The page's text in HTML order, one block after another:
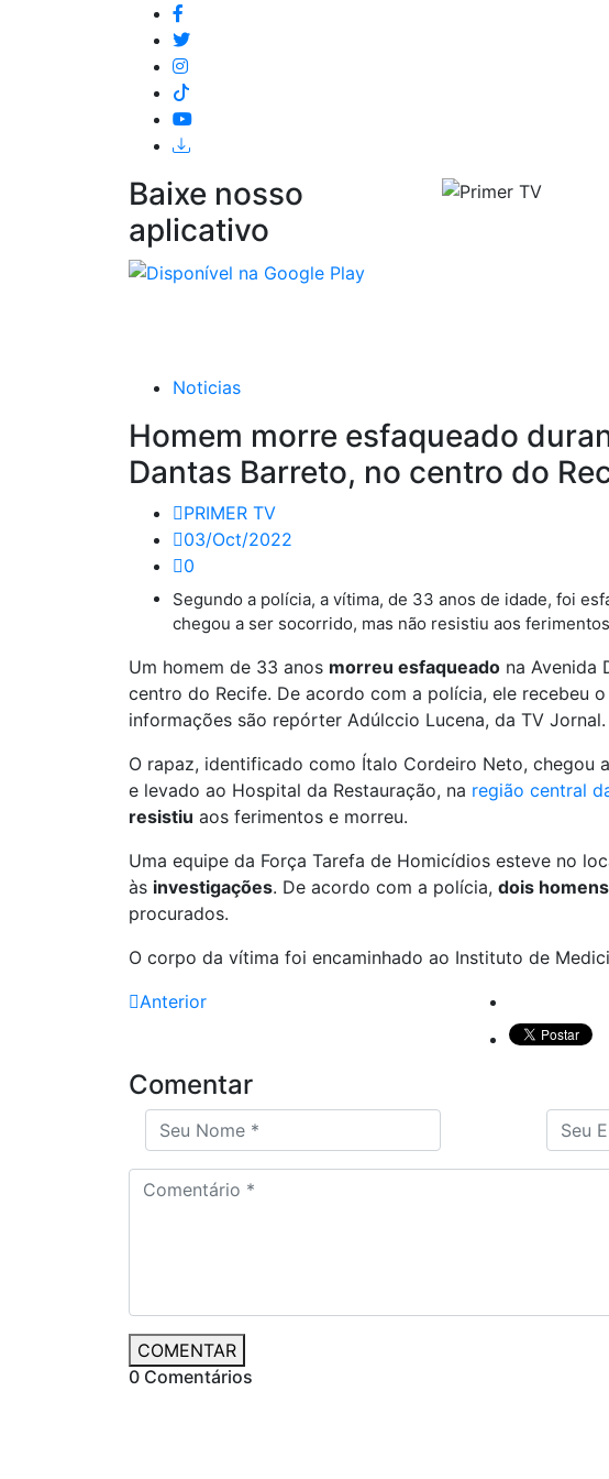
Baixe nosso
aplicativo
Noticias
Homem morre esfaqueado
Dantas Barreto, no centro do
PRIMER TV
03/Oct/2022
0
Segundo a polícia, a vítima, de 33 anos de idade, foi
chegou a ser socorrido, mas não resistiu aos ferimentos
Um homem de 33 anos morreu esfaqueado na Avenida
centro do Recife. De acordo com a polícia, ele recebeu
informações são repórter Adúlccio Lucena, da TV Jornal.
O rapaz, identificado como Ítalo Cordeiro Neto, chegou
e levado ao Hospital da Restauração, na região central
resistiu aos ferimentos e morreu.
Uma equipe da Força Tarefa de Homicídios esteve no
às investigações. De acordo com a polícia, dois homens
procurados.
O corpo da vítima foi encaminhado ao Instituto de
Anterior
Comentar
COMENTAR
0 Comentários